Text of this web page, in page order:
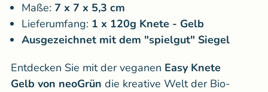
Maße: 7 x 7 x 5,3 cm
Lieferumfang: 1 x 120g Knete - Gelb
Ausgezeichnet mit dem "spielgut" Siegel
Entdecken Sie mit der veganen Easy Knete
Gelb von neoGrün die kreative Welt der Bio-